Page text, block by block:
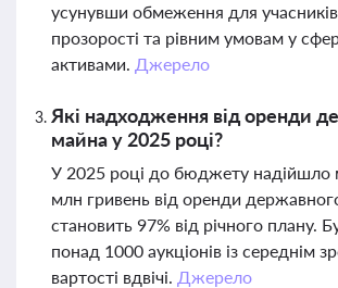
усунувши обмеження для
прозорості та рівним умовам у
активами. Джерело
Які надходження від оренди
майна у 2025 році?
У 2025 році до бюджету надійшло
млн гривень від оренди
становить 97% від річного плану.
понад 1000 аукціонів із середнім
вартості вдвічі. Джерело